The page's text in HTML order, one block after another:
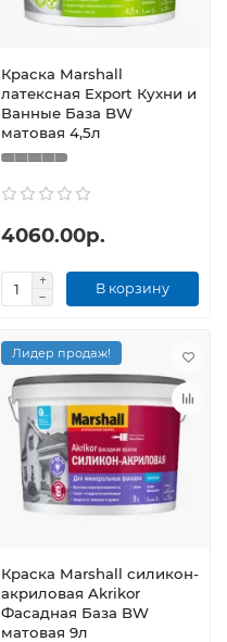
Краска Marshall
латексная Export Кухни и
Ванные База BW
матовая 4,5л
4060.00р.
В корзину
Лидер продаж!
Краска Marshall силикон-
акриловая Akrikor
Фасадная База BW
матовая 9л